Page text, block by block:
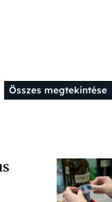
Összes megtekintése